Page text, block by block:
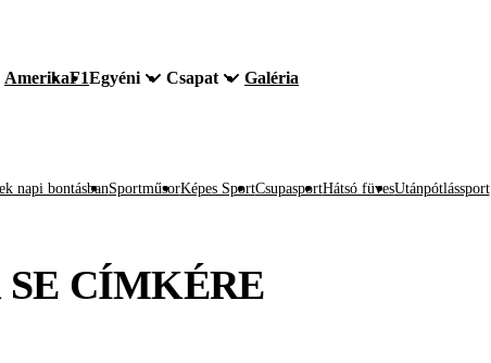
AmerikaF1Egyéni Csapat Galéria
napi bontásbanSportműsorKépes SportCsupasportHátsó füvesUtánpótlássport
CÍMKÉRE